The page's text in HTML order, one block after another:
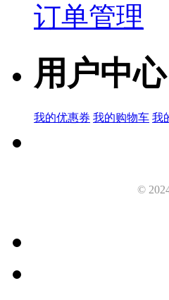
订单管理
用户中心
我的优惠券 我的购物车 我
©